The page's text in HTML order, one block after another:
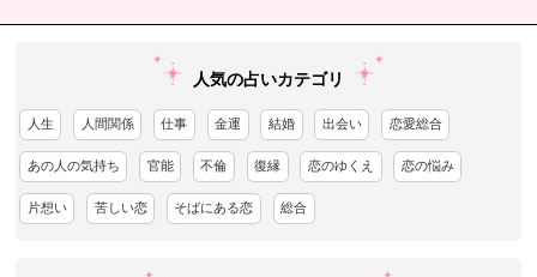
人気の占いカテゴリ
人生 人間関係 仕事 金運 結婚 出会い 恋愛総合
あの人の気持ち 官能 不倫 復縁 恋のゆくえ 恋の悩み
片想い 苦しい恋 そばにある恋 総合